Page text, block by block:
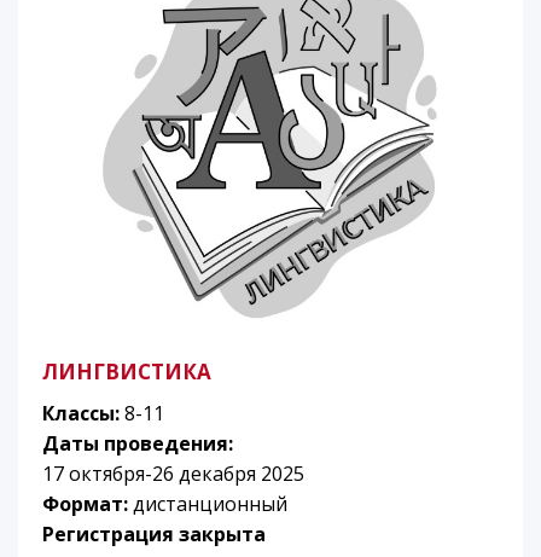
ЛИНГВИСТИКА
Классы:8-11
Даты проведения:
17 октября-26 декабря 2025
Формат:дистанционный
Регистрация закрыта